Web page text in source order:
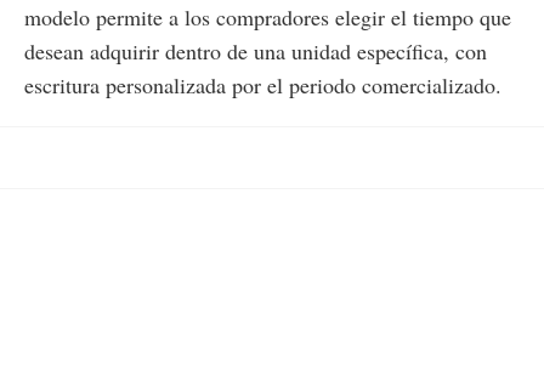
modelo permite a los compradores elegir el tiempo que
desean adquirir dentro de una unidad específica, con
escritura personalizada por el periodo comercializado.